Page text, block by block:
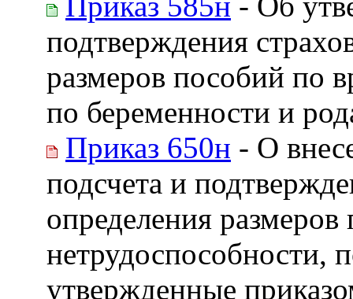
подтверждения
размеров пособий по
по беременности и
Приказ 650н - О
подсчета и
определения
нетрудоспособности,
утвержденные